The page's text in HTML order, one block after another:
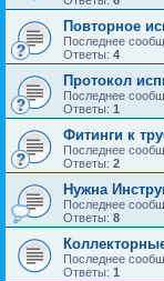
Повторное
Последнее
Ответы: 4
Протокол
Последнее
Ответы: 1
Фитинги к
Последнее
Ответы: 2
Нужна
Последнее
Ответы: 8
Последнее
Ответы: 1